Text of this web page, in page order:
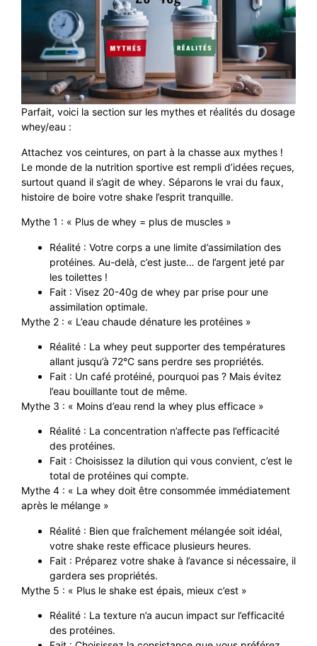
Parfait, voici la section sur les mythes et réalités du dosage
whey/eau :
Attachez vos ceintures, on part à la chasse aux mythes !
Le monde de la nutrition sportive est rempli d’idées reçues,
surtout quand il s’agit de whey. Séparons le vrai du faux,
histoire de boire votre shake l’esprit tranquille.
Mythe 1 : « Plus de whey = plus de muscles »
Réalité : Votre corps a une limite d’assimilation des
protéines. Au-delà, c’est juste… de l’argent jeté par
les toilettes !
Fait : Visez 20-40g de whey par prise pour une
assimilation optimale.
Mythe 2 : « L’eau chaude dénature les protéines »
Réalité : La whey peut supporter des températures
allant jusqu’à 72°C sans perdre ses propriétés.
Fait : Un café protéiné, pourquoi pas ? Mais évitez
l’eau bouillante tout de même.
Mythe 3 : « Moins d’eau rend la whey plus efficace »
Réalité : La concentration n’affecte pas l’efficacité
des protéines.
Fait : Choisissez la dilution qui vous convient, c’est le
total de protéines qui compte.
Mythe 4 : « La whey doit être consommée immédiatement
après le mélange »
Réalité : Bien que fraîchement mélangée soit idéal,
votre shake reste efficace plusieurs heures.
Fait : Préparez votre shake à l’avance si nécessaire, il
gardera ses propriétés.
Mythe 5 : « Plus le shake est épais, mieux c’est »
Réalité : La texture n’a aucun impact sur l’efficacité
des protéines.